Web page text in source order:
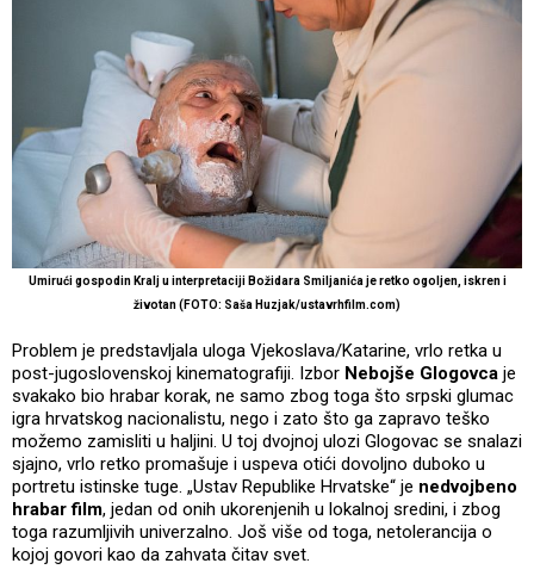
Umirući gospodin Kralj u interpretaciji Božidara Smiljanića je retko ogoljen, iskren i
životan(FOTO: Saša Huzjak/ustavrhfilm.com)
Problem je predstavljala uloga Vjekoslava/Katarine, vrlo retka u
post-jugoslovenskoj kinematografiji. Izbor Nebojše Glogovca je
svakako bio hrabar korak, ne samo zbog toga što srpski glumac
igra hrvatskog nacionalistu, nego i zato što ga zapravo teško
možemo zamisliti u haljini. U toj dvojnoj ulozi Glogovac se snalazi
sjajno, vrlo retko promašuje i uspeva otići dovoljno duboko u
portretu istinske tuge. „Ustav Republike Hrvatske“ je nedvojbeno
hrabar film, jedan od onih ukorenjenih u lokalnoj sredini, i zbog
toga razumljivih univerzalno. Još više od toga, netolerancija o
kojoj govori kao da zahvata čitav svet.